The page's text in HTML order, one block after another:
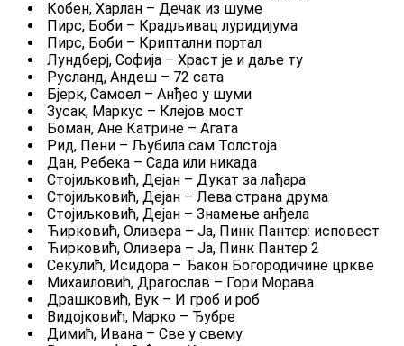
Кобен, Харлан – Дечак из шуме
Пирс, Боби – Крадљивац луридијума
Пирс, Боби – Криптални портал
Лундберј, Софија – Храст је и даље ту
Русланд, Андеш – 72 сата
Бјерк, Самоел – Анђео у шуми
Зусак, Маркус – Клејов мост
Боман, Ане Катрине – Агата
Рид, Пени – Љубила сам Толстоја
Дан, Ребека – Сада или никада
Стојиљковић, Дејан – Дукат за лађара
Стојиљковић, Дејан – Лева страна друма
Стојиљковић, Дејан – Знамење анђела
Ћирковић, Оливера – Ја, Пинк Пантер: исповест
Ћирковић, Оливера – Ја, Пинк Пантер 2
Секулић, Исидора – Ђакон Богородичине цркве
Михаиловић, Драгослав – Гори Морава
Драшковић, Вук – И гроб и роб
Видојковић, Марко – Ђубре
Димић, Ивана – Све у свему